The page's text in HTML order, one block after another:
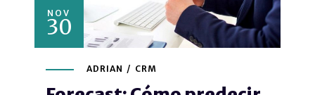
NOV
30
ADRIAN CRM